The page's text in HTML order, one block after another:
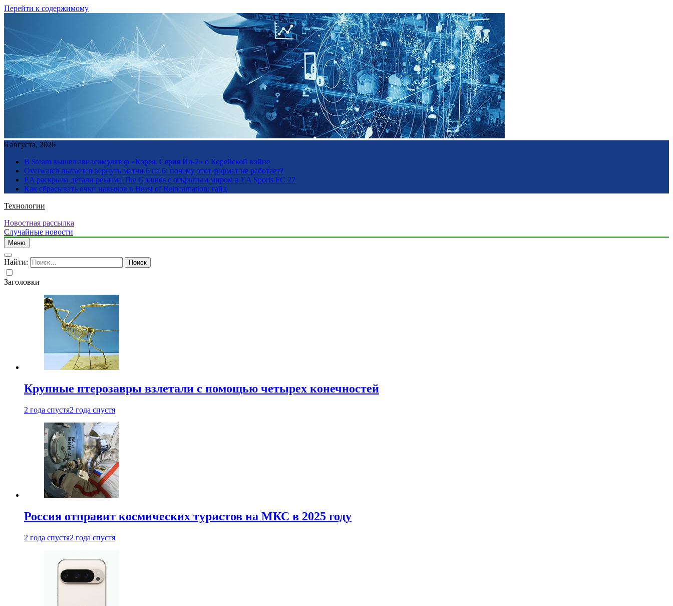
Перейти к содержимому
6 августа, 2026
В Steam вышел авиасимулятор «Корея. Серия Ил-2» о Корейской войне
Overwatch пытается вернуть матчи 6 на 6: почему этот формат не работает?
EA раскрыла детали режима The Grounds с открытым миром в EA Sports FC 27
Как сбрасывать очки навыков в Beast of Reincarnation: гайд
Технологии
Новостная рассылка
Случайные новости
Меню
Найти:
Заголовки
Крупные птерозавры взлетали с помощью четырех конечностей
2 года спустя2 года спустя
Россия отправит космических туристов на МКС в 2025 году
2 года спустя2 года спустя